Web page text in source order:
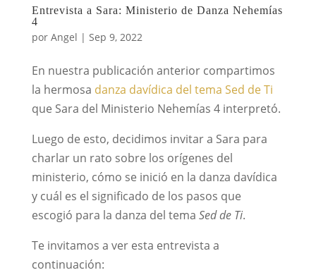
Entrevista a Sara: Ministerio de Danza Nehemías
4
por Angel | Sep 9, 2022
En nuestra publicación anterior compartimos
la hermosa danza davídica del tema Sed de Ti
que Sara del Ministerio Nehemías 4 interpretó.
Luego de esto, decidimos invitar a Sara para
charlar un rato sobre los orígenes del
ministerio, cómo se inició en la danza davídica
y cuál es el significado de los pasos que
escogió para la danza del tema Sed de Ti.
Te invitamos a ver esta entrevista a
continuación: